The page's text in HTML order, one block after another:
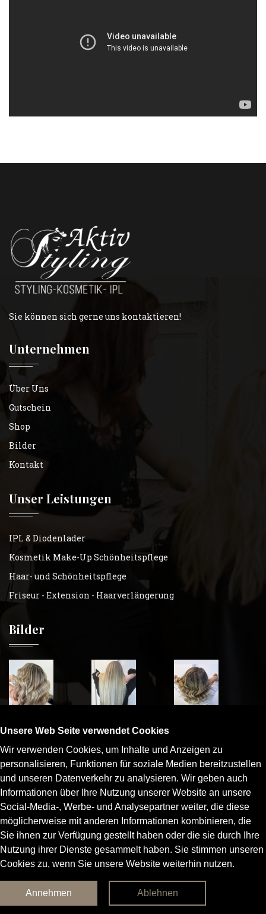
Sie können sich gerne uns kontaktieren!
Unternehmen
Über Uns
Gutschein
Shop
Bilder
Kontakt
Unser Leistungen
IPL & Diodenlader
Kosmetik Make-Up Schönheitspflege
Haar- und Schönheitspflege
Friseur - Extension - Haarverlängerung
Bilder
© 2026 Aktiv Styling Alle Rechte vorbehalten. Designed by
Consoft
Impressum|Datenschutz
Unsere Web Seite verwendet Cookies
Wir verwenden Cookies, um Inhalte und Anzeigen zu
personalisieren, Funktionen für soziale Medien bereitzustellen
und unseren Datenverkehr zu analysieren. Wir geben auch
Informationen über Ihre Nutzung unserer Website an unsere
Social-Media-, Werbe- und Analysepartner weiter, die diese
möglicherweise mit anderen Informationen kombinieren, die
Sie ihnen zur Verfügung gestellt haben oder die sie durch Ihre
Nutzung ihrer Dienste gesammelt haben. Sie stimmen unseren
Cookies zu, wenn Sie unsere Website weiterhin nutzen.
Annehmen Ablehnen